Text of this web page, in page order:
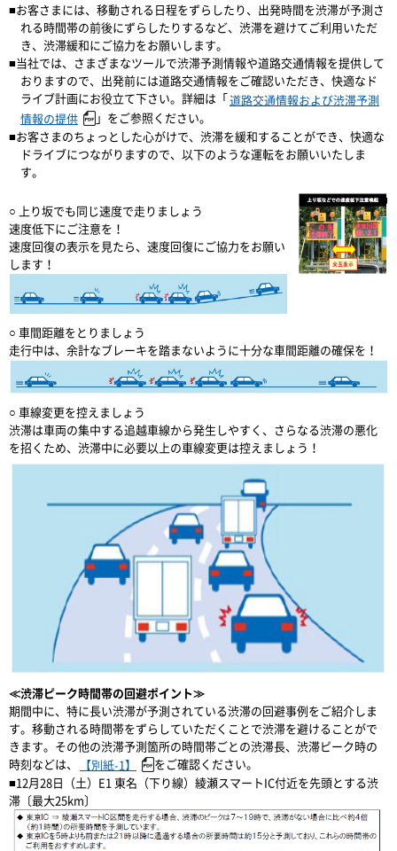
■お客さまには、移動される日程をずらしたり、出発時間を渋滞が予測さ
れる時間帯の前後にずらしたりするなど、渋滞を避けてご利用いただ
き、渋滞緩和にご協力をお願いします。
■当社では、さまざまなツールで渋滞予測情報や道路交通情報を提供して
おりますので、出発前には道路交通情報をご確認いただき、快適なド
ライブ計画にお役立て下さい。詳細は「道路交通情報および渋滞予測
情報の提供
」をご参照ください。
■お客さまのちょっとした心がけで、渋滞を緩和することができ、快適な
ドライブにつながりますので、以下のような運転をお願いいたしま
す。
○ 上り坂でも同じ速度で走りましょう
速度低下にご注意を！
速度回復の表示を見たら、速度回復にご協力をお願い
します！
○ 車間距離をとりましょう
走行中は、余計なブレーキを踏まないように十分な車間距離の確保を！
○ 車線変更を控えましょう
渋滞は車両の集中する追越車線から発生しやすく、さらなる渋滞の悪化
を招くため、渋滞中に必要以上の車線変更は控えましょう！
≪渋滞ピーク時間帯の回避ポイント≫
期間中に、特に長い渋滞が予測されている渋滞の回避事例をご紹介しま
す。移動される時間帯をずらしていただくことで渋滞を避けることがで
きます。その他の渋滞予測箇所の時間帯ごとの渋滞長、渋滞ピーク時の
時刻などは、
【別紙-1】
をご確認ください。
■12月28日（土）E1 東名（下り線）綾瀬スマートIC付近を先頭とする渋
滞〔最大25km〕